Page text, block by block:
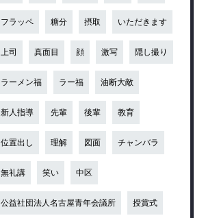
フラッペ 糖分 摂取 いただきます
上司 真面目 顔 激写 隠し撮り
ラーメン福 ラー福 油断大敵
新人指導 先輩 後輩 教育
位置出し 理解 図面 チャンバラ
無礼講 笑い 中区
公益社団法人名古屋青年会議所 授賞式